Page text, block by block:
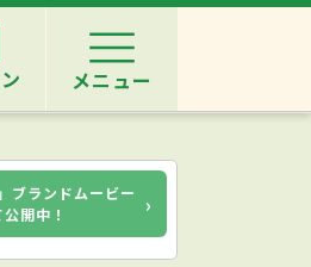
メニュー
ブランドムービー
開中！
›